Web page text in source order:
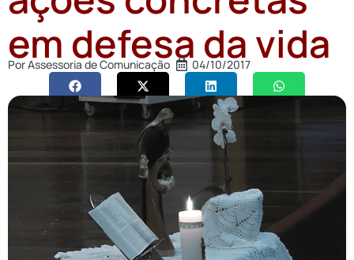
em defesa da vida
PorAssessoria de Comunicação 04/10/2017